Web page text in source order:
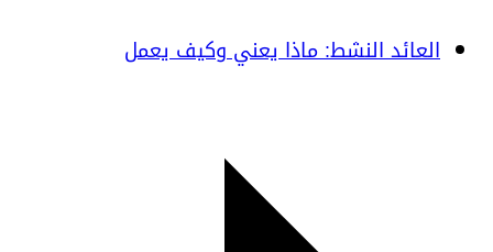
العائد النشط: ماذا يعني وكيف يعمل